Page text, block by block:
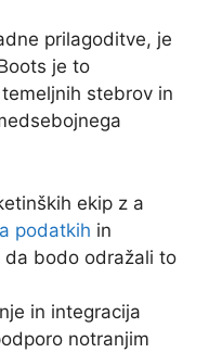
prilagoditve, je
je to
stebrov in
ekip z a
podatkih in
da bodo odražali to
in integracija
notranjim